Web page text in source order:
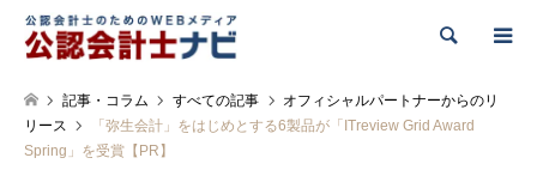
検索
記事・コラム すべての記事
オフィシャルパートナーからのリ
リース
「弥生会計」をはじめとする6製品が「ITreview Grid Award
Spring」を受賞【PR】